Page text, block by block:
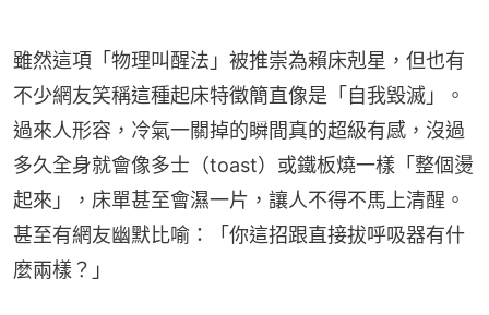
雖然這項「物理叫醒法」被推崇為賴床剋星，但也有
不少網友笑稱這種起床特徵簡直像是「自我毀滅」。
過來人形容，冷氣一關掉的瞬間真的超級有感，沒過
多久全身就會像多士（toast）或鐵板燒一樣「整個燙
起來」，床單甚至會濕一片，讓人不得不馬上清醒。
甚至有網友幽默比喻：「你這招跟直接拔呼吸器有什
麼兩樣？」